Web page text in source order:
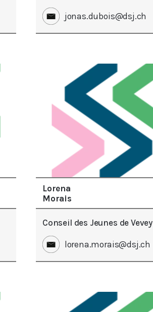
jonas.dubois@dsj.ch
Lorena
Morais
Conseil des Jeunes de Vevey
lorena.morais@dsj.ch